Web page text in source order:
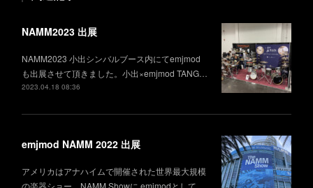
NAMM2023 出展
NAMM2023 小出シンバルブース内にてemjmod
も出展させて頂きました。小出×emjmod TANG…
2023.04.18 08:36
emjmod NAMM 2022 出展
アメリカはアナハイムで開催された世界最大規模
の楽器ショー、NAMM Showに emjmodとして…